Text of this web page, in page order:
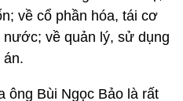
về cổ phần hóa, tái cơ
về quản lý, sử dụng
án.
ông Bùi Ngọc Bảo là rất